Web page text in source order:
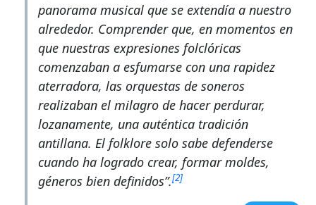
panorama musical que se extendía a nuestro
alrededor. Comprender que, en momentos en
que nuestras expresiones folclóricas
comenzaban a esfumarse con una rapidez
aterradora, las orquestas de soneros
realizaban el milagro de hacer perdurar,
lozanamente, una auténtica tradición
antillana. El folklore solo sabe defenderse
cuando ha logrado crear, formar moldes,
géneros bien definidos”.[2]